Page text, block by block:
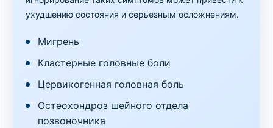
ухудшению состояния и серьезным осложнениям.
Мигрень
Кластерные головные боли
Цервикогенная головная боль
Остеохондроз шейного отдела
позвоночника